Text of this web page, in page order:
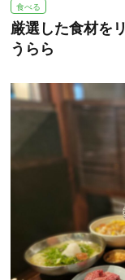
食べる
厳選した食材を
うらら